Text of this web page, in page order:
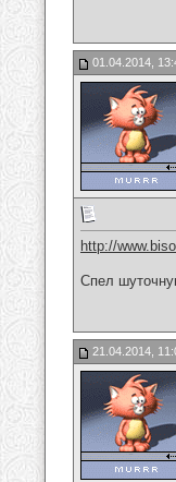
01.04.2014,
http://
Спел
21.04.2014,